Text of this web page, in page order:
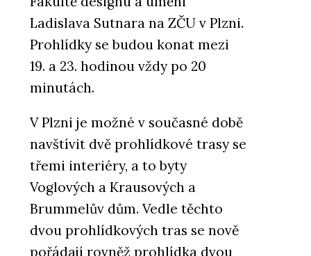
Ladislava Sutnara na ZČU v Plzni.
Prohlídky se budou konat mezi
19. a 23. hodinou vždy po 20
minutách.
V Plzni je možné v současné době
navštívit dvě prohlídkové trasy se
třemi interiéry, a to byty
Voglových a Krausových a
Brummelův dům. Vedle těchto
dvou prohlídkových tras se nově
pořádají rovněž prohlídka dvou